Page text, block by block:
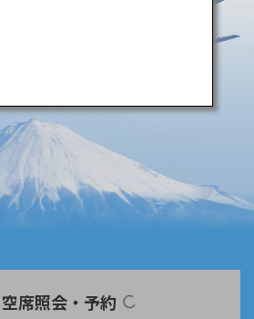
空席照会・予約